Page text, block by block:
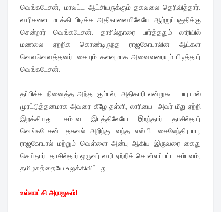
வெங்கடேசன், மாவட்ட ஆட்சியருக்கும் தகவலை தெரிவித்தார்.
லாரிகளை மடக்கி பிடிக்க அதிகாலையிலேயே ஆற்றுப்பகுதிக்கு
சென்றார் வெங்கடேசன். தாசில்தாரை பார்த்ததும் லாரியில்
மணலை ஏற்றிக் கொண்டிருந்த ராஜகோபாலின் ஆட்கள்
வௌவௌத்தனர். கையும் களவுமாக அனைவரையும் பிடித்தார்
வெங்கடேசன்.
தப்பிக்க நினைத்த அந்த கும்பல், அதிகாரி என்றுகூட பாராமல்
முரட்டுத்தனமாக அவரை கீழே தள்ளி, லாரியை அவர் மீது ஏற்றி
இறக்கியது. சம்பவ இடத்திலேயே இறந்தார் தாசில்தார்
வெங்கடேசன். தகவல் அறிந்து வந்த எஸ்.பி. சைலேந்திரபாபு,
ராஜகோபால் மற்றும் வெள்ளை அன்பு ஆகிய இருவரை கைது
செய்தார். தாசில்தார் ஒருவர் லாரி ஏற்றிக் கொள்ளப்பட்ட சம்பவம்,
தமிழகத்தையே உலுக்கிவிட்டது.
உள்ளாட்சி அராஜகம்!